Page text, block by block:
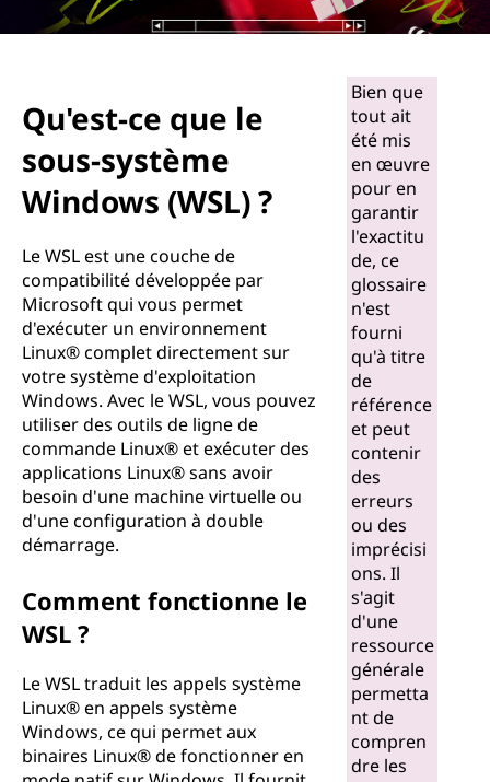
Qu'est-ce que le
sous-système
Windows (WSL) ?
Le WSL est une couche de
compatibilité développée par
Microsoft qui vous permet
d'exécuter un environnement
Linux® complet directement sur
votre système d'exploitation
Windows. Avec le WSL, vous pouvez
utiliser des outils de ligne de
commande Linux® et exécuter des
applications Linux® sans avoir
besoin d'une machine virtuelle ou
d'une configuration à double
démarrage.
Comment fonctionne le
WSL ?
Le WSL traduit les appels système
Linux® en appels système
Windows, ce qui permet aux
binaires Linux® de fonctionner en
Bien que
tout ait
été mis
en œuvre
pour en
garantir
l'exactitu
de, ce
glossaire
n'est
fourni
qu'à titre
de
référence
et peut
contenir
des
erreurs
ou des
imprécisi
ons. Il
s'agit
d'une
ressource
générale
permetta
nt de
compren
dre les